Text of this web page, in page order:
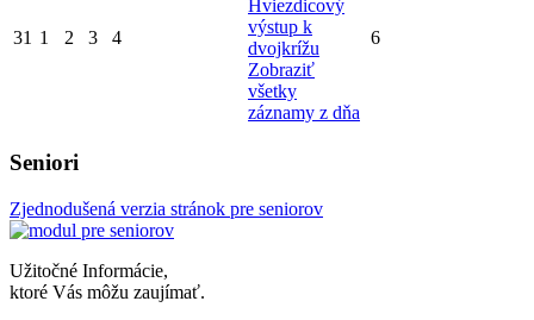
31 1 2 3 4
Hviezdicový
výstup k
dvojkrížu
Zobraziť
všetky
záznamy z dňa
6
Seniori
Zjednodušená verzia stránok pre seniorov
Užitočné Informácie,
ktoré Vás môžu zaujímať.